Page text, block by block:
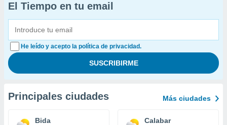
El Tiempo en tu email
He leído y acepto la política de privacidad.
Principales ciudades Más ciudades
Bida Calabar